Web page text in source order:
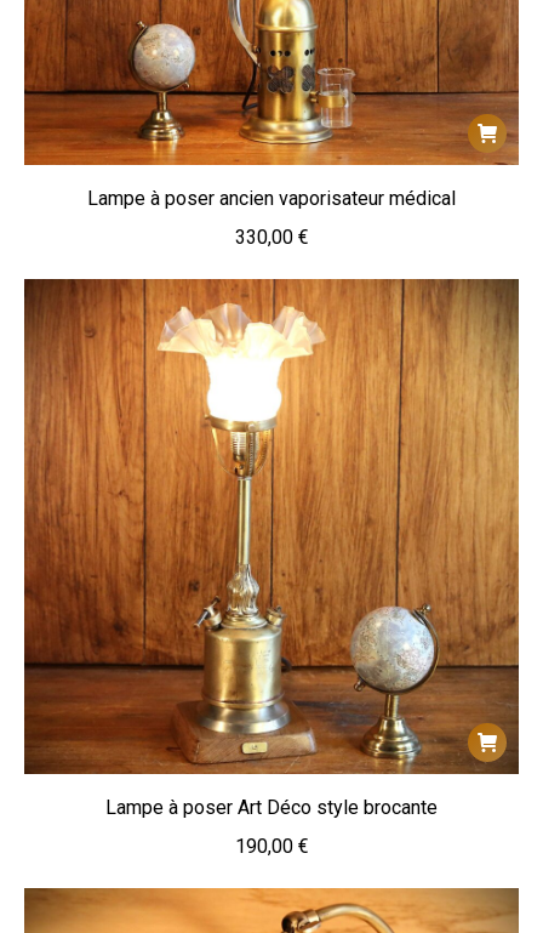
Lampe à poser ancien vaporisateur médical
330,00 €
Lampe à poser Art Déco style brocante
190,00 €